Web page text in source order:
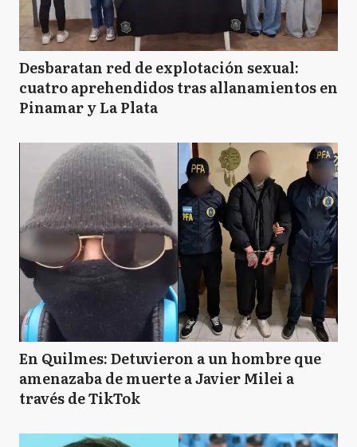
Desbaratan red de explotación sexual:
cuatro aprehendidos tras allanamientos en
Pinamar y La Plata
En Quilmes: Detuvieron a un hombre que
amenazaba de muerte a Javier Milei a
través de TikTok